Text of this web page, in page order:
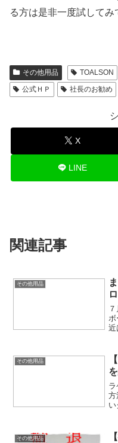
る方は是非一度試してみ
その他用品 TOALSON
公式ＨＰ
社長のお勧め
X
LINE
関連記事
その他用品
ボ
近
その他用品
方
その他用品